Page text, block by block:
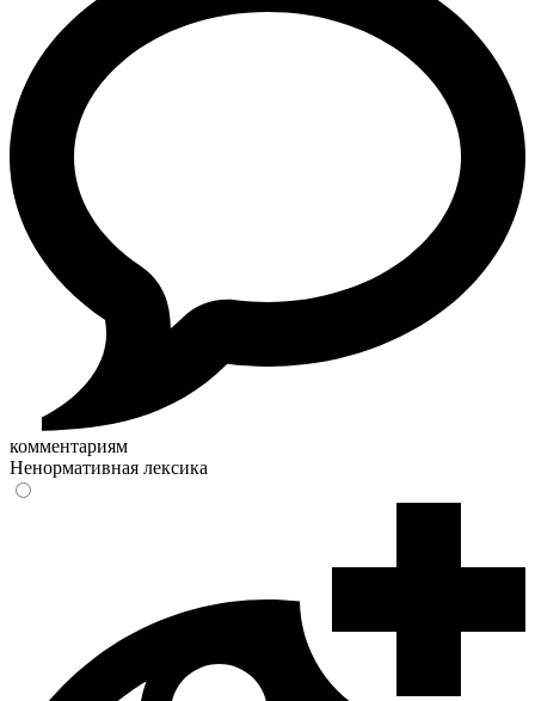
комментариям
Ненормативная лексика